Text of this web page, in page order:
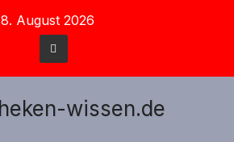
8. August 2026